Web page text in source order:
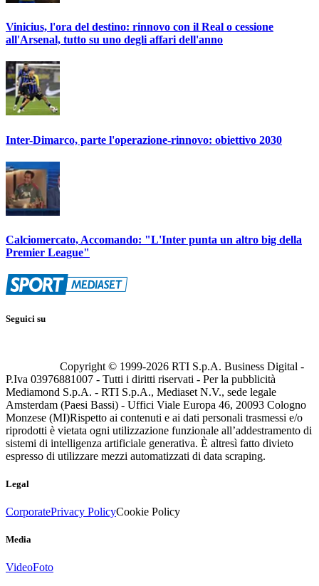
Vinicius, l'ora del destino: rinnovo con il Real o cessione
all'Arsenal, tutto su uno degli affari dell'anno
Inter-Dimarco, parte l'operazione-rinnovo: obiettivo 2030
Calciomercato, Accomando: "L'Inter punta un altro big della
Premier League"
Seguici su
Copyright © 1999-2026 RTI S.p.A. Business Digital -
P.Iva 03976881007 - Tutti i diritti riservati - Per la pubblicità
Mediamond S.p.A. - RTI S.p.A., Mediaset N.V., sede legale
Amsterdam (Paesi Bassi) - Uffici Viale Europa 46, 20093 Cologno
Monzese (MI)Rispetto ai contenuti e ai dati personali trasmessi e/o
riprodotti è vietata ogni utilizzazione funzionale all’addestramento di
sistemi di intelligenza artificiale generativa. È altresì fatto divieto
espresso di utilizzare mezzi automatizzati di data scraping.
Legal
CorporatePrivacy PolicyCookie Policy
Media
VideoFoto